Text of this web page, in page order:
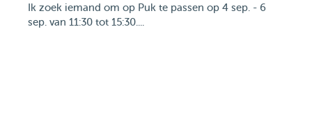
Ik zoek iemand om op Puk te passen op 4 sep. - 6
sep. van 11:30 tot 15:30....